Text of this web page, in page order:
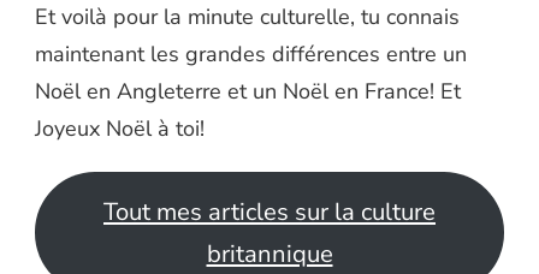
Et voilà pour la minute culturelle, tu connais
maintenant les grandes différences entre un
Noël en Angleterre et un Noël en France! Et
Joyeux Noël à toi!
Tout mes articles sur la culture
britannique